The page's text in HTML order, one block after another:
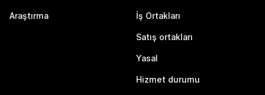
Araştırma İş Ortakları
Satış ortakları
Yasal
Hizmet durumu